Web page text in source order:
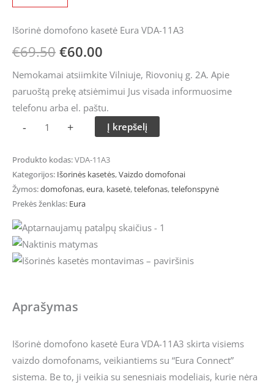
Išorinė domofono kasetė Eura VDA-11A3
€69.50 €60.00
Nemokamai atsiimkite Vilniuje, Riovonių g. 2A. Apie
paruoštą prekę atsiėmimui Jus visada informuosime
telefonu arba el. paštu.
- + Į krepšelį
Produkto kodas:VDA-11A3
Kategorijos: Išorinės kasetės,Vaizdo domofonai
Žymos:domofonas,eura, kasetė,telefonas,telefonspynė
Prekės ženklas: Eura
Aprašymas
Išorinė domofono kasetė Eura VDA-11A3 skirta visiems
vaizdo domofonams, veikiantiems su “Eura Connect”
sistema. Be to, ji veikia su senesniais modeliais, kurie nėra